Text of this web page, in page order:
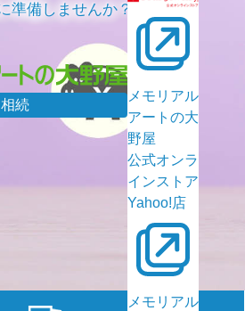
続
メモリアル
アートの大
野屋
公式オンラ
インストア
Yahoo!店
メモリアル
準備しませんか？